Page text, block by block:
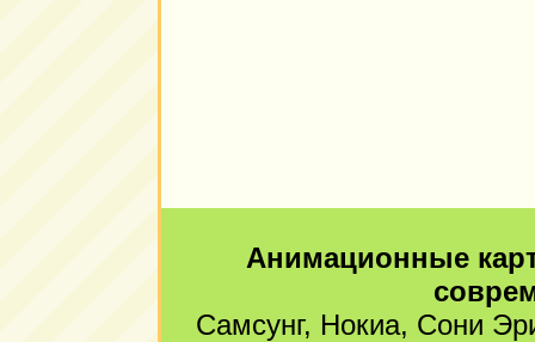
Анимационные
Самсунг, Нокиа, Сони